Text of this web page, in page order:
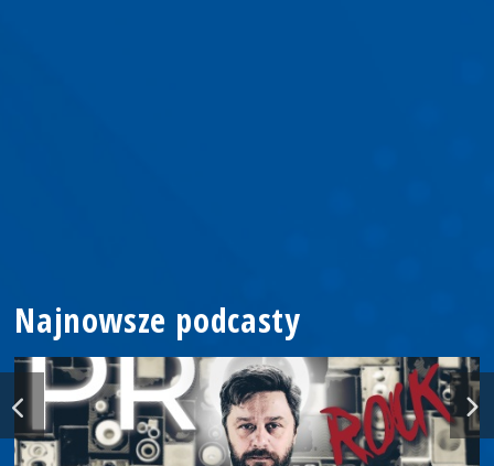
Najnowsze podcasty